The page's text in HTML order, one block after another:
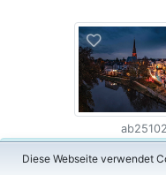
Diese Webseite verwendet